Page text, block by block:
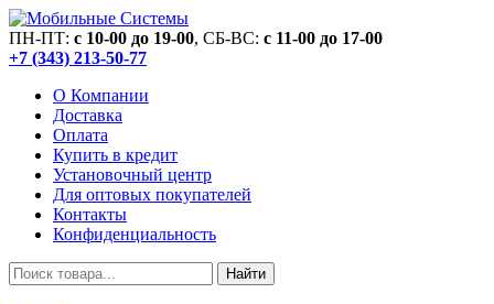
ПН-ПТ: c 10-00 до 19-00, СБ-ВС: c 11-00 до 17-00
+7 (343) 213-50-77
О Компании
Доставка
Оплата
Купить в кредит
Установочный центр
Для оптовых покупателей
Контакты
Конфиденциальность
Найти